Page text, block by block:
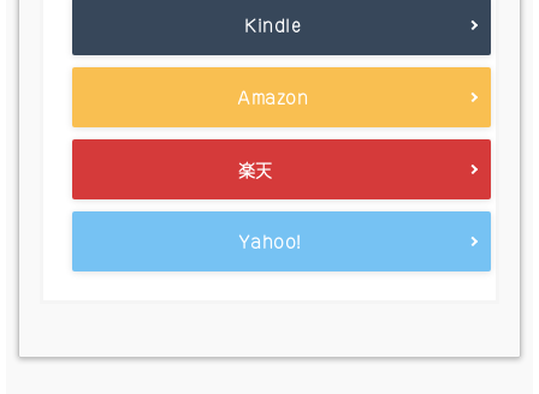
Kindle
Amazon
楽天
Yahoo!